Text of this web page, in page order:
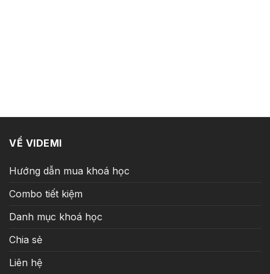
VỀ VIDEMI
Hướng dẫn mua khoá học
Combo tiết kiệm
Danh mục khoá học
Chia sẻ
Liên hệ